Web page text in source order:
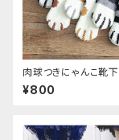
肉球つきにゃんこ靴下
¥800